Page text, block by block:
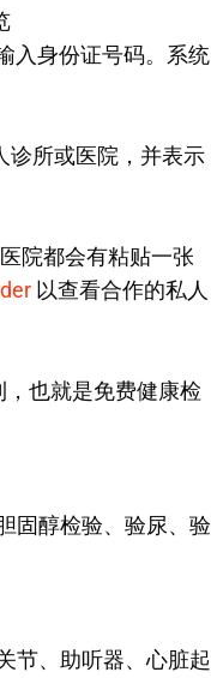
入身份证号码。系统
诊所或医院，并表示
院都会有粘贴一张
以查看合作的私人
也就是免费健康检
固醇检验、验尿、验
节、助听器、心脏起